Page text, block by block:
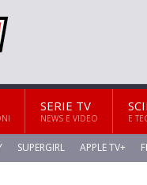
SERIE TV
NEWS E VIDEO E
SUPERGIRL APPLE TV+